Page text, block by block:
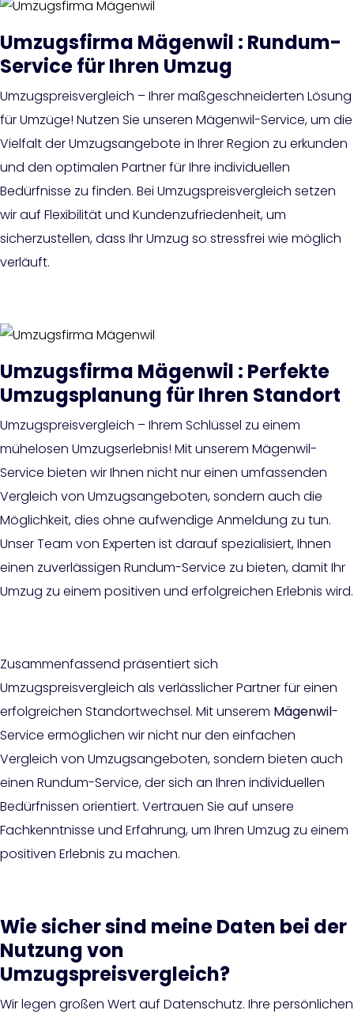
Umzugsfirma Mägenwil : Rundum-
Service für Ihren Umzug
Umzugspreisvergleich – Ihrer maßgeschneiderten Lösung
für Umzüge! Nutzen Sie unseren Mägenwil-Service, um die
Vielfalt der Umzugsangebote in Ihrer Region zu erkunden
und den optimalen Partner für Ihre individuellen
Bedürfnisse zu finden. Bei Umzugspreisvergleich setzen
wir auf Flexibilität und Kundenzufriedenheit, um
sicherzustellen, dass Ihr Umzug so stressfrei wie möglich
verläuft.
Umzugsfirma Mägenwil : Perfekte
Umzugsplanung für Ihren Standort
Umzugspreisvergleich – Ihrem Schlüssel zu einem
mühelosen Umzugserlebnis! Mit unserem Mägenwil-
Service bieten wir Ihnen nicht nur einen umfassenden
Vergleich von Umzugsangeboten, sondern auch die
Möglichkeit, dies ohne aufwendige Anmeldung zu tun.
Unser Team von Experten ist darauf spezialisiert, Ihnen
einen zuverlässigen Rundum-Service zu bieten, damit Ihr
Umzug zu einem positiven und erfolgreichen Erlebnis wird.
Zusammenfassend präsentiert sich
Umzugspreisvergleich als verlässlicher Partner für einen
erfolgreichen Standortwechsel. Mit unserem Mägenwil-
Service ermöglichen wir nicht nur den einfachen
Vergleich von Umzugsangeboten, sondern bieten auch
einen Rundum-Service, der sich an Ihren individuellen
Bedürfnissen orientiert. Vertrauen Sie auf unsere
Fachkenntnisse und Erfahrung, um Ihren Umzug zu einem
positiven Erlebnis zu machen.
Wie sicher sind meine Daten bei der
Nutzung von
Umzugspreisvergleich?
Wir legen großen Wert auf Datenschutz. Ihre persönlichen